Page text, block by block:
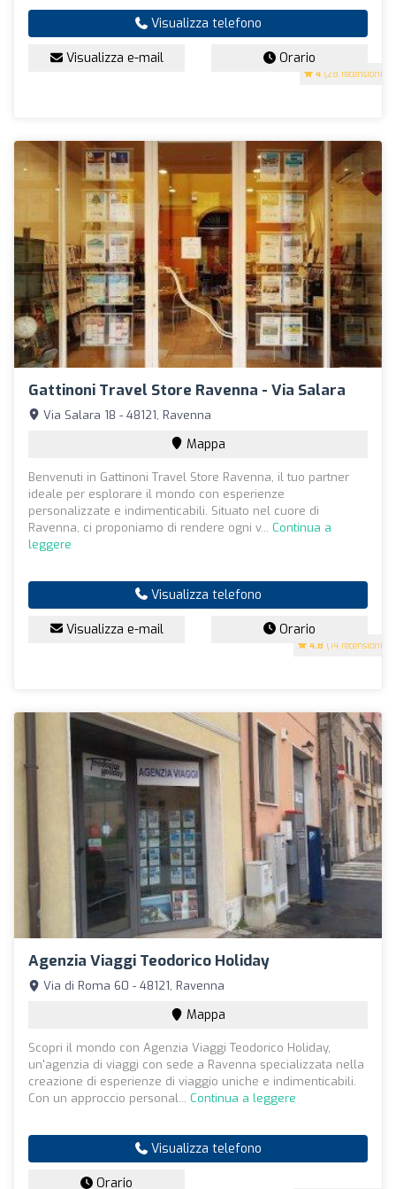
4 (28 recensioni)
Visualizza telefono
Visualizza e-mail Orario
Gattinoni Travel Store Ravenna - Via Salara
4.8 (14 recensioni)
Via Salara 18 - 48121, Ravenna
Mappa
Benvenuti in Gattinoni Travel Store Ravenna, il tuo partner
ideale per esplorare il mondo con esperienze
personalizzate e indimenticabili. Situato nel cuore di
Ravenna, ci proponiamo di rendere ogni v... Continua a
leggere
Visualizza telefono
Visualizza e-mail Orario
Agenzia Viaggi Teodorico Holiday
Via di Roma 60 - 48121, Ravenna
Mappa
Scopri il mondo con Agenzia Viaggi Teodorico Holiday,
un'agenzia di viaggi con sede a Ravenna specializzata nella
creazione di esperienze di viaggio uniche e indimenticabili.
Con un approccio personal... Continua a leggere
Visualizza telefono
Orario